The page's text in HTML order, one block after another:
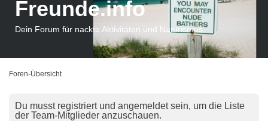
Freunde.info
Dein Forum für nackte Aktivitäten und Naturismus
Foren-Übersicht
Du musst registriert und angemeldet sein, um die Liste
der Team-Mitglieder anzuschauen.